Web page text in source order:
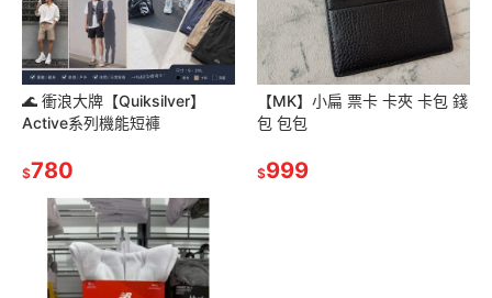
🌊 衝浪大牌【Quiksilver】
Active系列機能短褲
$780
【MK】小扁 票卡 卡夾 卡包 錢
包 包包
$999